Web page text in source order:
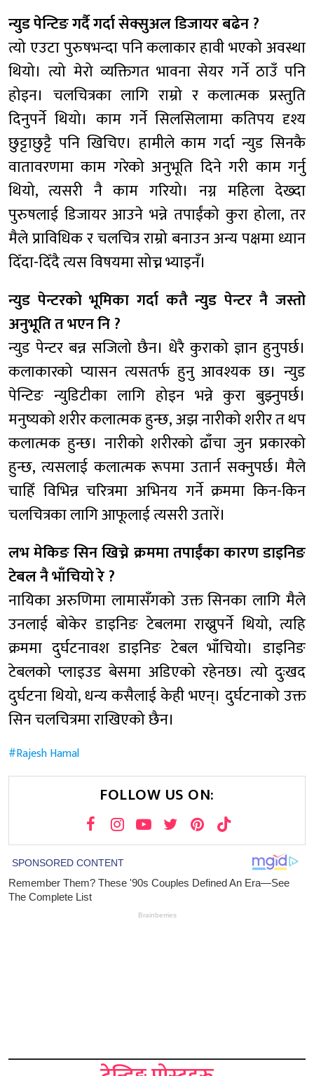
न्युड पेन्टिङ गर्दै गर्दा सेक्सुअल डिजायर बढेन ?
त्यो एउटा पुरुषभन्दा पनि कलाकार हावी भएको अवस्था
थियो। त्यो मेरो व्यक्तिगत भावना सेयर गर्ने ठाउँ पनि
होइन। चलचित्रका लागि राम्रो र कलात्मक प्रस्तुति
दिनुपर्ने थियो। काम गर्ने सिलसिलामा कतिपय दृश्य
छुट्टाछुट्टै पनि खिचिए। हामीले काम गर्दा न्युड सिनकै
वातावरणमा काम गरेको अनुभूति दिने गरी काम गर्नु
थियो, त्यसरी नै काम गरियो। नग्न महिला देख्दा
पुरुषलाई डिजायर आउने भन्ने तपाईंको कुरा होला, तर
मैले प्राविधिक र चलचित्र राम्रो बनाउन अन्य पक्षमा ध्यान
दिँदा-दिँदै त्यस विषयमा सोच्न भ्याइनँ।
न्युड पेन्टरको भूमिका गर्दा कतै न्युड पेन्टर नै जस्तो
अनुभूति त भएन नि ?
न्युड पेन्टर बन्न सजिलो छैन। धेरै कुराको ज्ञान हुनुपर्छ।
कलाकारको प्यासन त्यसतर्फ हुनु आवश्यक छ। न्युड
पेन्टिङ न्युडिटीका लागि होइन भन्ने कुरा बुझ्नुपर्छ।
मनुष्यको शरीर कलात्मक हुन्छ, अझ नारीको शरीर त थप
कलात्मक हुन्छ। नारीको शरीरको ढाँचा जुन प्रकारको
हुन्छ, त्यसलाई कलात्मक रूपमा उतार्न सक्नुपर्छ। मैले
चाहिँ विभिन्न चरित्रमा अभिनय गर्ने क्रममा किन-किन
चलचित्रका लागि आफूलाई त्यसरी उतारें।
लभ मेकिङ सिन खिच्ने क्रममा तपाईंका कारण डाइनिङ
टेबल नै भाँचियो रे ?
नायिका अरुणिमा लामासँगको उक्त सिनका लागि मैले
उनलाई बोकेर डाइनिङ टेबलमा राख्नुपर्ने थियो, त्यहि
क्रममा दुर्घटनावश डाइनिङ टेबल भाँचियो। डाइनिङ
टेबलको प्लाइउड बेसमा अडिएको रहेनछ। त्यो दुःखद
दुर्घटना थियो, धन्य कसैलाई केही भएन्। दुर्घटनाको उक्त
सिन चलचित्रमा राखिएको छैन।
Rajesh Hamal
FOLLOW US ON: